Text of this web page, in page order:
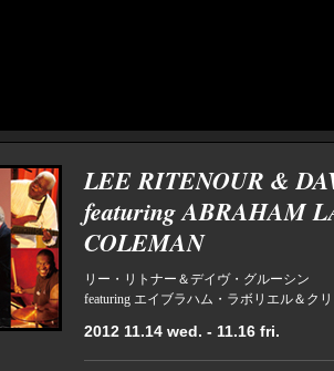
LEE RITENOUR &
featuring ABRAHAM
COLEMAN
リー・リトナー＆デイヴ・グルーシン
featuring エイブラハム・ラボリエル＆ク
2012 11.14 wed. - 11.16 fri.